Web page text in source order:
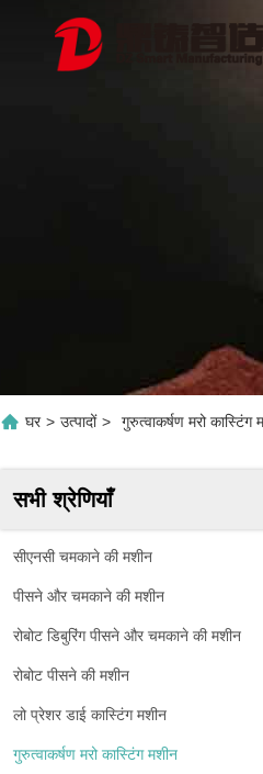
घर > उत्पादों > गुरुत्वाकर्षण मरो
सभी श्रेणियाँ
सीएनसी चमकाने की मशीन
पीसने और चमकाने की मशीन
रोबोट डिबुरिंग पीसने और चमकाने की मशीन
रोबोट पीसने की मशीन
लो प्रेशर डाई कास्टिंग मशीन
गुरुत्वाकर्षण मरो कास्टिंग मशीन